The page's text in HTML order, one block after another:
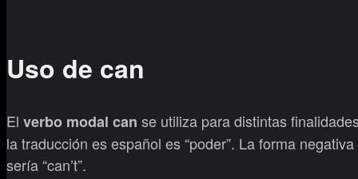
Uso de can
El verbo modal can se utiliza para distintas
la traducción es español es “poder”. La forma negativa
sería “can’t”.